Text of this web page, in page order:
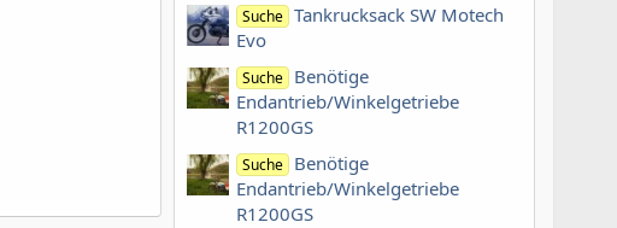
Suche Tankrucksack SW Motech
Evo
Suche Benötige
Endantrieb/Winkelgetriebe
R1200GS
Suche Benötige
Endantrieb/Winkelgetriebe
R1200GS